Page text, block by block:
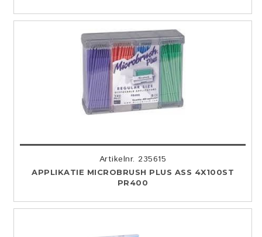
Artikelnr. 235615
APPLIKATIE MICROBRUSH PLUS ASS 4X100ST
PR400